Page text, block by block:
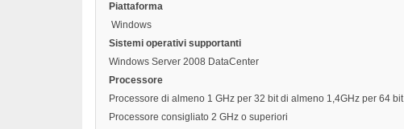
Piattaforma
Windows
Sistemi operativi supportanti
Windows Server 2008 DataCenter
Processore
Processore di almeno 1 GHz per 32 bit di almeno 1,4GHz per 64 bit
Processore consigliato 2 GHz o superiori